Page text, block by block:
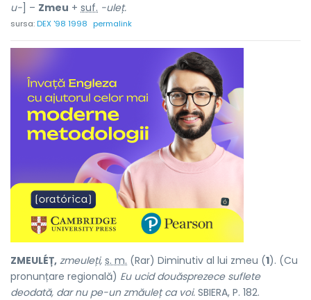
u- ] – Zmeu + suf. -uleț.
sursa:DEX '98 1998 permalink
ZMEULÉȚ, zmeuleți, s. m. (Rar) Diminutiv al lui zmeu (1). (Cu
pronunțare regională) Eu ucid douăsprezece suflete
deodată, dar nu pe-un zmăuleț ca voi. SBIERA, P. 182.